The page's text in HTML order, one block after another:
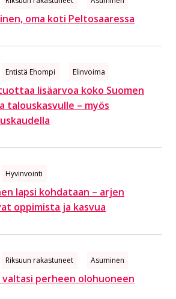
oma koti Peltosaaressa
Entistä Ehompi Elinvoima
lisäarvoa koko Suomen
talouskasvulle – myös
Hyvinvointi
lapsi kohdataan – arjen
oppimista ja kasvua
Riksuun rakastuneet Asuminen
valtasi perheen olohuoneen